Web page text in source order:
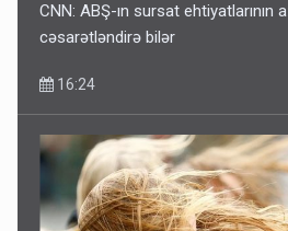
CNN: ABŞ-ın sursat ehtiyatlarının
cəsarətləndirə bilər
16:24